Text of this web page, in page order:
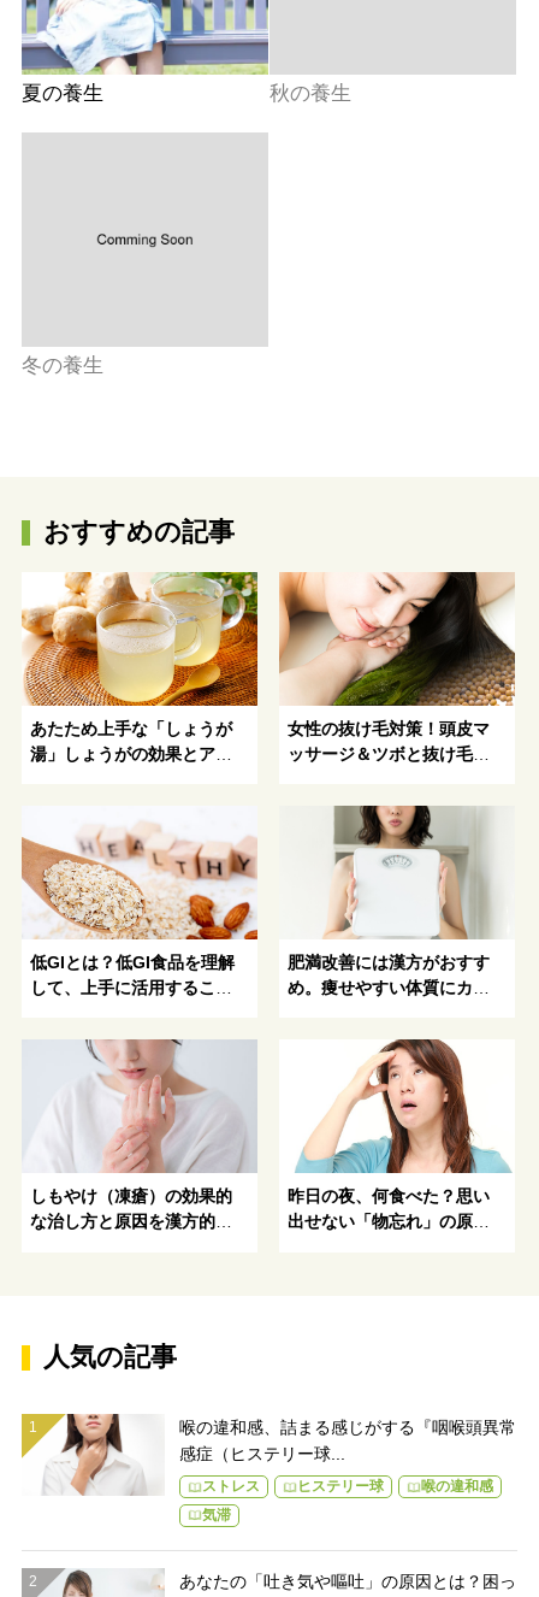
夏の養生 秋の養生
冬の養生
おすすめの記事
あたため上手な「しょうが
湯」しょうがの効果とアレ
女性の抜け毛対策！頭皮マ
ッサージ＆ツボと抜け毛対
低GIとは？低GI食品を理解
して、上手に活用すること
肥満改善には漢方がおすす
め。痩せやすい体質にカラ
しもやけ（凍瘡）の効果的
な治し方と原因を漢方的に
昨日の夜、何食べた？思い
出せない「物忘れ」の原因
人気の記事
喉の違和感、詰まる感じがする『咽喉頭異常
感症（ヒステリー球...
ストレス ヒステリー球
喉の違和感
気滞
あなたの「吐き気や嘔吐」の原因とは？困っ